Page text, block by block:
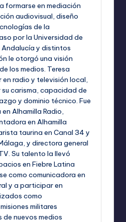
formarse en mediación
audiovisual, diseño
de la
por la Universidad de
Andalucía y distintos
le otorgó una visión
los medios. Teresa
radio y televisión local,
carisma, capacidad de
y dominio técnico. Fue
Alhamilla Radio,
en Alhamilla
taurina en Canal 34 y
y directora general
Su talento la llevó
en Fiebre Latina
como comunicadora en
y a participar en
como
militares
nuevos medios